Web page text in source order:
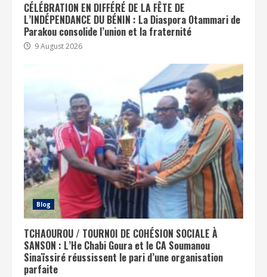
CÉLÉBRATION EN DIFFÉRÉ DE LA FÊTE DE
L’INDÉPENDANCE DU BÉNIN : La Diaspora Otammari de
Parakou consolide l’union et la fraternité
9 August 2026
Blog
TCHAOUROU / TOURNOI DE COHÉSION SOCIALE À
SANSON : L’He Chabi Goura et le CA Soumanou
Sinaïssiré réussissent le pari d’une organisation
parfaite